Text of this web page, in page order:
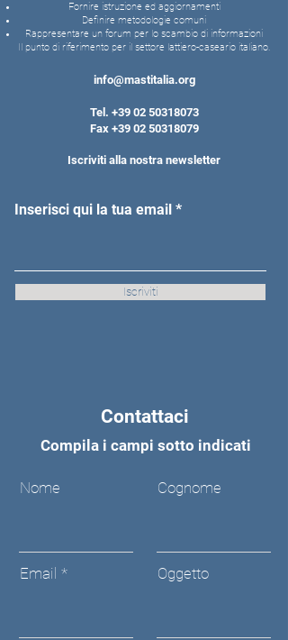
Fornire istruzione ed aggiornamenti
Definire metodologie comuni
Rappresentare un forum per lo scambio di informazioni
Il punto di riferimento per il settore lattiero-caseario italiano.
info@mastitalia.org
Tel. +39 02 50318073
Fax +39 02 50318079
Iscriviti alla nostra newsletter
Inserisci qui la tua email
Iscriviti
Contattaci
Compila i campi sotto indicati
Nome
Email
Cognome
Oggetto